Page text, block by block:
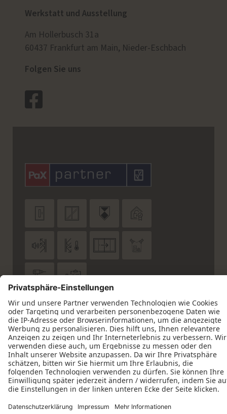
Werkstatt und Ausstellung
Am Hollerbusch 31a
60437 Frankfurt am Main, Nieder-Eschbach
Folgen Sie uns
  
   
 
Datenschutz Impressum
Kontakt
Schreinerei Christian Reul © 2026